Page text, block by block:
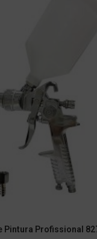
Pintura Profissional